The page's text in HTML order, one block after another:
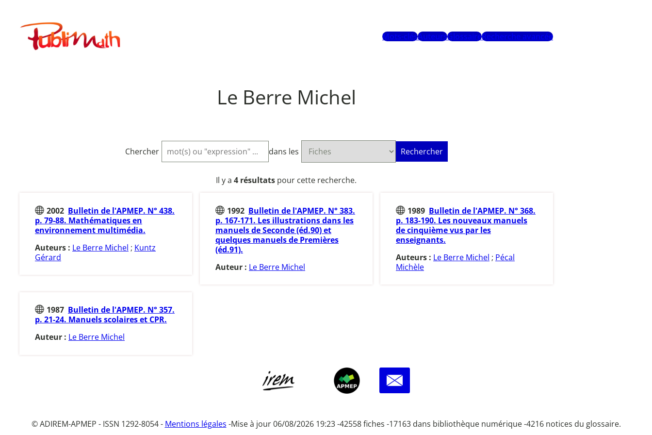
contenuPublimath
Mots-clésAuteursGlossaireRecherche avancée
Le Berre Michel
Chercher dans les Rechercher
Il y a 4 résultats pour cette recherche.
2002 Bulletin de l'APMEP. N° 438.
p. 79-88. Mathématiques en
environnement multimédia.
Auteurs : Le Berre Michel ; Kuntz
Gérard
1992 Bulletin de l'APMEP. N° 383.
p. 167-171. Les illustrations dans les
manuels de Seconde (éd.90) et
quelques manuels de Premières
(éd.91).
Auteur : Le Berre Michel
1989 Bulletin de l'APMEP. N° 368.
p. 183-190. Les nouveaux manuels
de cinquième vus par les
enseignants.
Auteurs : Le Berre Michel ; Pécal
Michèle
1987 Bulletin de l'APMEP. N° 357.
p. 21-24. Manuels scolaires et CPR.
Auteur : Le Berre Michel
© ADIREM-APMEP - ISSN 1292-8054 - Mentions légales -Mise à jour 06/08/2026 19:23 -42558 fiches -17163 dans bibliothèque numérique -4216 notices du glossaire.